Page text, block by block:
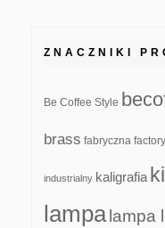
ZNACZNIKI
Be Coffee Style
brass fabryczna factory
industrialny kaligrafia
lampa lampa